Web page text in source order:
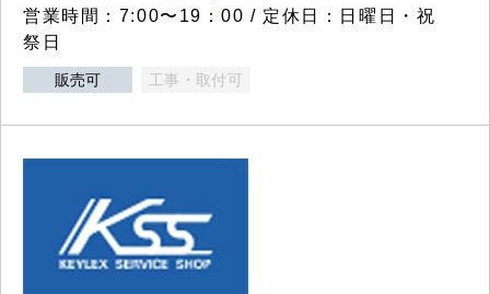
営業時間：7:00〜19：00 / 定休日：日曜日・祝
祭日
販売可 工事・取付可